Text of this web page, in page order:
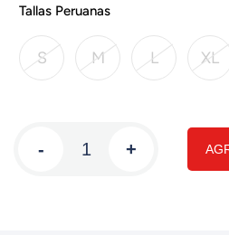
Tallas Peruanas
S M L XL
- +